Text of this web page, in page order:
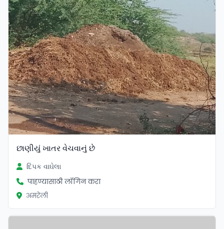
છાણીયું ખાતર વેચવાનું છે
દિપક વાઘેલા
पाहण्यासाठी लॉगिन करा
अमरेली